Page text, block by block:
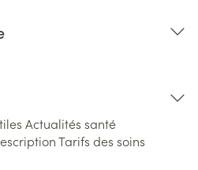
Actualités santé
Tarifs des soins